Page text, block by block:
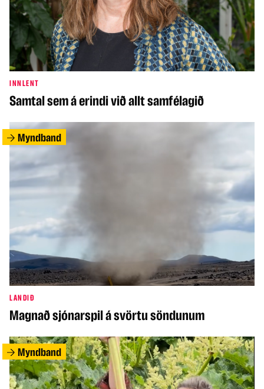
INNLENT
Samtal sem á erindi við allt samfélagið
Myndband
LANDIÐ
Magnað sjónarspil á svörtu söndunum
Myndband